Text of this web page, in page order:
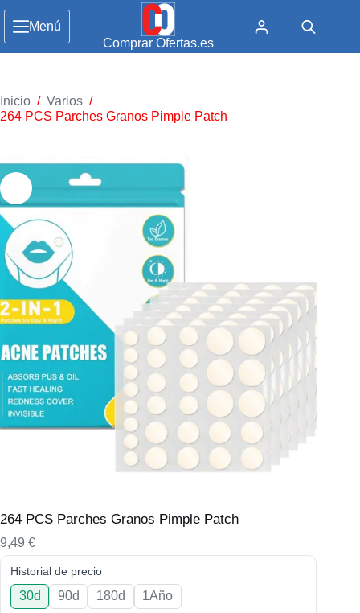
Menú
Comprar Ofertas.es
Inicio / Varios /
264 PCS Parches Granos Pimple Patch
264 PCS Parches Granos Pimple Patch
9,49 €
Historial de precio
30d 90d 180d 1Año